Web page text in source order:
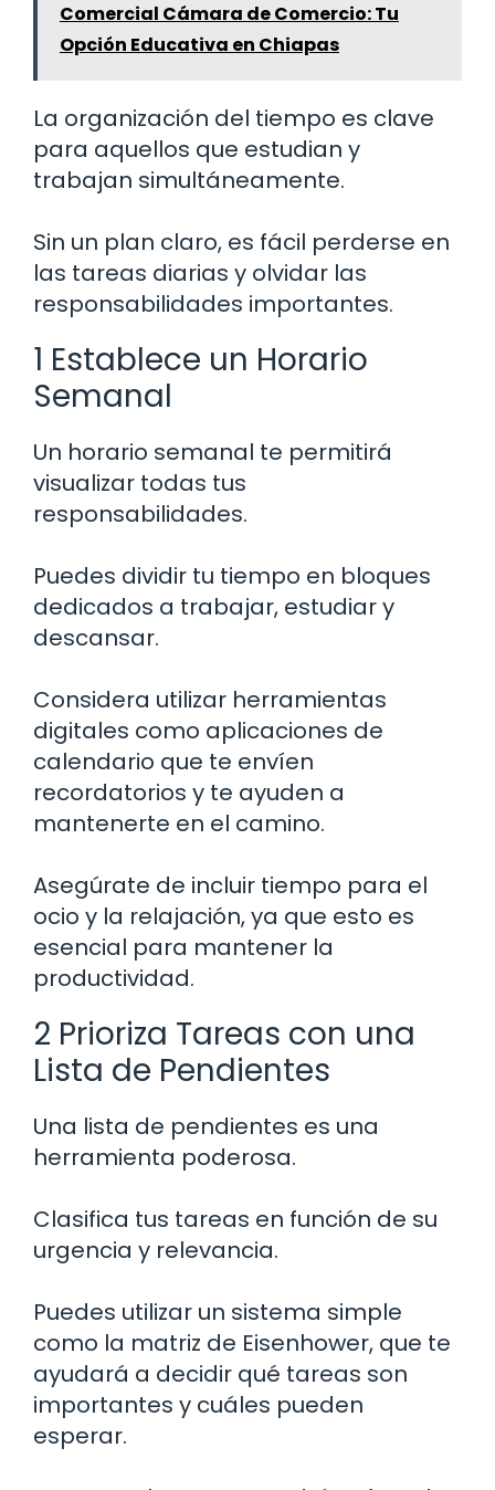
Comercial Cámara de Comercio: Tu
Opción Educativa en Chiapas
La organización del tiempo es clave
para aquellos que estudian y
trabajan simultáneamente.
Sin un plan claro, es fácil perderse en
las tareas diarias y olvidar las
responsabilidades importantes.
1 Establece un Horario
Semanal
Un horario semanal te permitirá
visualizar todas tus
responsabilidades.
Puedes dividir tu tiempo en bloques
dedicados a trabajar, estudiar y
descansar.
Considera utilizar herramientas
digitales como aplicaciones de
calendario que te envíen
recordatorios y te ayuden a
mantenerte en el camino.
Asegúrate de incluir tiempo para el
ocio y la relajación, ya que esto es
esencial para mantener la
productividad.
2 Prioriza Tareas con una
Lista de Pendientes
Una lista de pendientes es una
herramienta poderosa.
Clasifica tus tareas en función de su
urgencia y relevancia.
Puedes utilizar un sistema simple
como la matriz de Eisenhower, que te
ayudará a decidir qué tareas son
importantes y cuáles pueden
esperar.